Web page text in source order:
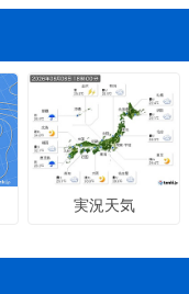
実況天気